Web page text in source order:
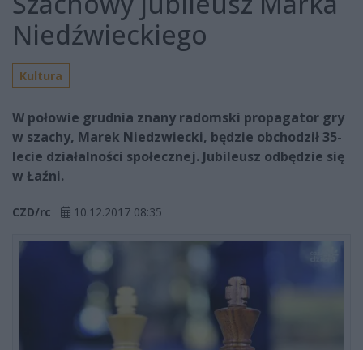
Niedźwieckiego
Kultura
W połowie grudnia znany radomski propagator gry
w szachy, Marek Niedzwiecki, będzie obchodził 35-
lecie działalności społecznej. Jubileusz odbędzie się
w Łaźni.
CZD/rc 10.12.2017 08:35